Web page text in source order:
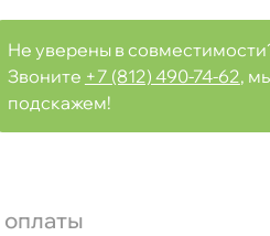
Не уверены в
Звоните +7 (812) 490-74-62,
подскажем!